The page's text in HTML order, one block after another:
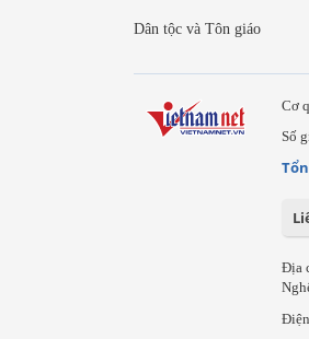
Dân tộc và Tôn giáo
Cơ
Số
Địa